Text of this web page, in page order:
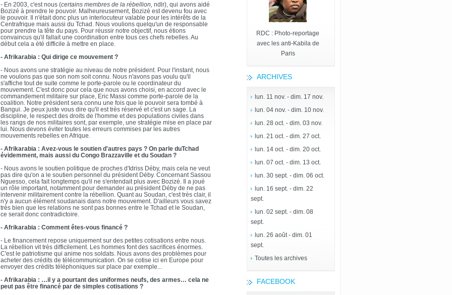
RDC : Photo-reportage
avec les anti-Kabila de
Paris
ARCHIVES
lun. 11 nov. - dim. 17 nov.
lun. 04 nov. - dim. 10 nov.
lun. 28 oct. - dim. 03 nov.
lun. 21 oct. - dim. 27 oct.
lun. 14 oct. - dim. 20 oct.
lun. 07 oct. - dim. 13 oct.
lun. 30 sept. - dim. 06 oct.
lun. 16 sept. - dim. 22
sept.
lun. 02 sept. - dim. 08
sept.
lun. 26 août - dim. 01
sept.
Toutes les archives
FACEBOOK
- En 2003, c'est nous (certains membres de la rébellion, ndlr), qui avons aidé
Bozizé à prendre le pouvoir. Malheureusement, Bozizé est devenu fou avec
le pouvoir. Il n'était donc plus un interlocuteur valable pour les intérêts de la
Centrafrique mais aussi du Tchad. Nous voulions quelqu'un de responsable
pour prendre la tête du pays. Pour réussir notre objectif, nous étions
convaincus qu'il fallait une coordination entre tous ces chefs rebelles. Au
début cela a été difficile à mettre en place.
- Afrikarabia : Qui dirige ce mouvement ?
- Nous avons une stratégie au niveau de notre président. Pour l'instant, nous
ne voulons pas que son nom soit connu. Nous n'avons pas voulu qu'il
s'affiche tout de suite comme le porte-parole ou le coordinateur du
mouvement. C'est donc pour cela que nous avons choisi, en accord avec le
commandement militaire sur place, Eric Massi comme porte-parole de la
coalition. Notre président sera connu une fois que le pouvoir sera tombé à
Bangui. Je peux juste vous dire qu'il est très réservé et c'est un sage. La
discipline, le respect des droits de l'homme et des populations civiles dans
les rangs de nos militaires sont, par exemple, une stratégie mise en place par
lui. Nous devons éviter toutes les erreurs commises par les autres
mouvements rebelles en Afrique.
- Afrikarabia : Avez-vous le soutien d'autres pays ? On parle duTchad
évidemment, mais aussi du Congo Brazzaville et du Soudan ?
- Nous avons le soutien politique de proches d'Idriss Déby, mais cela ne veut
pas dire qu'on a le soutien personnel du président Déby. Concernant Sassou
Nguesso, cela fait longtemps qu'il ne s'entendait plus avec Bozizé. Il a joué
un rôle important, notamment pour demander au président Déby de ne pas
intervenir militairement contre la rébellion. Quant au Soudan, c'est très clair, il
n'y a aucun élément soudanais dans notre mouvement. D'ailleurs vous savez
très bien que les relations ne sont pas bonnes entre le Tchad et le Soudan,
ce serait donc contradictoire.
- Afrikarabia : Comment êtes-vous financé ?
- Le financement repose uniquement sur des petites cotisations entre nous.
La rébellion vit très difficilement. Les hommes font des sacrifices énormes.
C'est le patriotisme qui anime nos soldats. Nous avons des problèmes pour
acheter des crédits de télécommunication. On se cotise ici en Europe pour
envoyer des crédits téléphoniques sur place par exemple...
- Afrikarabia : …il y a pourtant des uniformes neufs, des armes… cela ne
peut pas être financé par de simples cotisations ?